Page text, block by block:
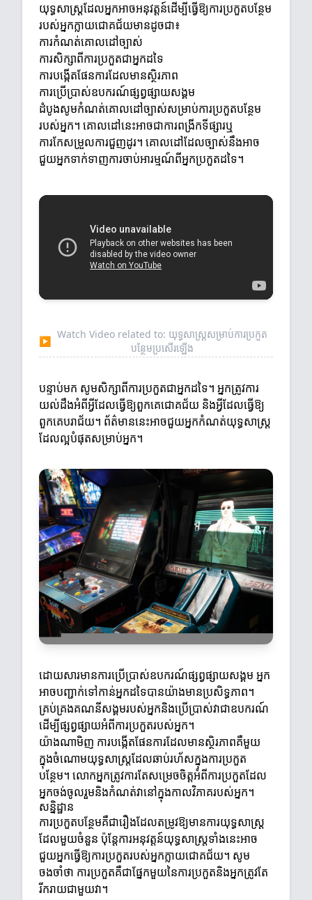
យុទ្ធសាស្ត្រដែលអ្នកអាចអនុវត្តន៍ដើម្បីធ្វើឱ្យការប្រកួតបន្ថែម
របស់អ្នកក្លាយជោគជ័យមានដូចជា៖
ការកំណត់គោលដៅច្បាស់
ការសិក្សាពីការប្រកួតជាអ្នកដទៃ
ការបង្កើតផែនការដែលមានស្ថិរភាព
ការប្រើប្រាស់ឧបករណ៍ផ្សព្វផ្សាយសង្គម
ដំបូងសូមកំណត់គោលដៅច្បាស់សម្រាប់ការប្រកួតបន្ថែម
របស់អ្នក។ គោលដៅនេះអាចជាការពង្រីកទីផ្សារឬ
ការកែសម្រួលការជួញដូរ។ គោលដៅដែលច្បាស់នឹងអាច
ជួយអ្នកទាក់ទាញការចាប់អារម្មណ៍ពីអ្នកប្រកួតដទៃ។
▶
Watch Video related to: យុទ្ធសាស្ត្រសម្រាប់ការប្រកួត
បន្ថែមប្រសើរឡើង
បន្ទាប់មក សូមសិក្សាពីការប្រកួតជាអ្នកដទៃ។ អ្នកត្រូវការ
យល់ដឹងអំពីអ្វីដែលធ្វើឱ្យពួកគេជោគជ័យ និងអ្វីដែលធ្វើឱ្យ
ពួកគេបរាជ័យ។ ព័ត៌មាននេះអាចជួយអ្នកកំណត់យុទ្ធសាស្ត្រ
ដែលល្អបំផុតសម្រាប់អ្នក។
ដោយសារមានការប្រើប្រាស់ឧបករណ៍ផ្សព្វផ្សាយសង្គម អ្នក
អាចបញ្ជាក់ទៅកាន់អ្នកដទៃបានយ៉ាងមានប្រសិទ្ធភាព។
គ្រប់គ្រងគណនីសង្គមរបស់អ្នកនិងប្រើប្រាស់វាជាឧបករណ៍
ដើម្បីផ្សព្វផ្សាយអំពីការប្រកួតរបស់អ្នក។
យ៉ាងណាមិញ ការបង្កើតផែនការដែលមានស្ថិរភាពគឺមួយ
ក្នុងចំណោមយុទ្ធសាស្ត្រដែលឆាប់រហ័សក្នុងការប្រកួត
បន្ថែម។ លោកអ្នកត្រូវការតែសម្រេចចិត្តអំពីការប្រកួតដែល
អ្នកចង់ចូលរួមនិងកំណត់វានៅក្នុងកាលវិភាគរបស់អ្នក។
សន្និដ្ឋាន
ការប្រកួតបន្ថែមគឺជារឿងដែលតម្រូវឱ្យមានការយុទ្ធសាស្ត្រ
ដែលមួយចំនួន ប៉ុន្តែការអនុវត្តន៍យុទ្ធសាស្ត្រទាំងនេះអាច
ជួយអ្នកធ្វើឱ្យការប្រកួតរបស់អ្នកក្លាយជោគជ័យ។ សូម
ចងចាំថា ការប្រកួតគឺជាផ្នែកមួយនៃការប្រកួតនិងអ្នកត្រូវតែ
រីករាយជាមួយវា។